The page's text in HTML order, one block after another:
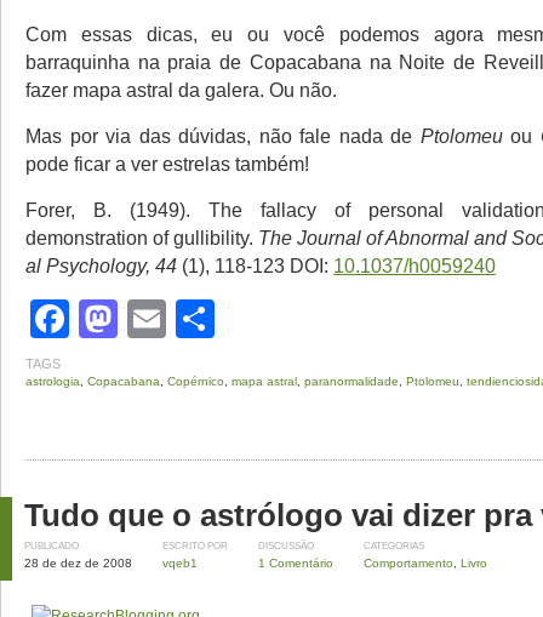
Com essas dicas, eu ou você podemos agora
barraquinha na praia de Copacabana na Noite de
fazer mapa astral da galera. Ou não.
Mas por via das dúvidas, não fale nada de Ptolomeuou
pode ficar a ver estrelas também!
Forer, B. (1949). The fallacy of personal
demonstration of gullibility. The Journal of Abnormal and
al Psychology, 44 (1), 118-123 DOI: 10.1037/h0059240
Facebook
Mastodon
Email
TAGS
astrologia Copacabana Copérnico mapa astral paranormalidade Ptolomeu
Tudo que o astrólogo vai dizer pra
PUBLICADO
28 de dez de 2008
ESCRITO POR
vqeb1
DISCUSSÃO
1 Comentário
CATEGORIAS
Comportamento Livro